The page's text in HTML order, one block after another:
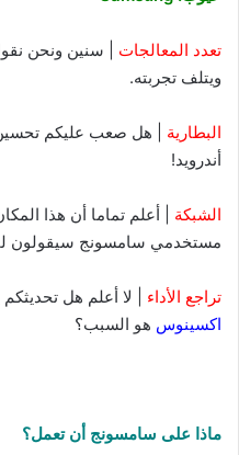
تعدد المعالجات | سنين ونحن
ويتلف تجربته.
البطارية | هل صعب عليكم
أندرويد!
الشبكة | أعلم تماما أن هذا
مستخدمي سامسونج سيقولون
تراجع الأداء | لا أعلم هل تحديثكم
اكسينوس هو السبب؟
ماذا على سامسونج أن تعمل؟